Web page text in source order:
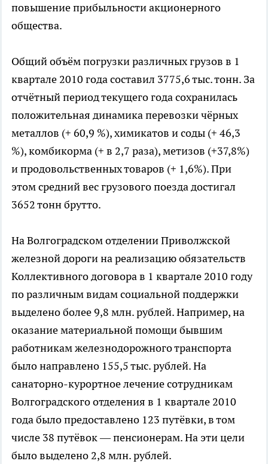
повышение прибыльности акционерного
общества.
Общий объём погрузки различных грузов в 1
квартале 2010 года составил 3775,6 тыс. тонн. За
отчётный период текущего года сохранилась
положительная динамика перевозки чёрных
металлов (+ 60,9 %), химикатов и соды (+ 46,3
%), комбикорма (+ в 2,7 раза), метизов (+37,8%)
и продовольственных товаров (+ 1,6%). При
этом средний вес грузового поезда достигал
3652 тонн брутто.
На Волгоградском отделении Приволжской
железной дороги на реализацию обязательств
Коллективного договора в 1 квартале 2010 году
по различным видам социальной поддержки
выделено более 9,8 млн. рублей. Например, на
оказание материальной помощи бывшим
работникам железнодорожного транспорта
было направлено 155,5 тыс. рублей. На
санаторно-курортное лечение сотрудникам
Волгоградского отделения в 1 квартале 2010
года было предоставлено 123 путёвки, в том
числе 38 путёвок — пенсионерам. На эти цели
было выделено 2,8 млн. рублей.